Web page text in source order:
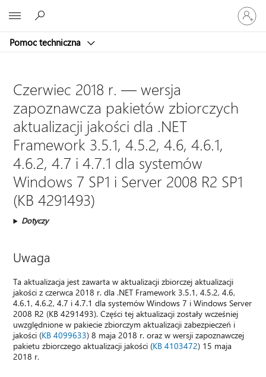
Pomoc techniczna
Zaloguj
się
do
konta
Czerwiec 2018 r. — wersja
zapoznawcza pakietów zbiorczych
aktualizacji jakości dla .NET
Framework 3.5.1, 4.5.2, 4.6, 4.6.1,
4.6.2, 4.7 i 4.7.1 dla systemów
Windows 7 SP1 i Server 2008 R2 SP1
(KB 4291493)
Dotyczy
Uwaga
Ta aktualizacja jest zawarta w aktualizacji zbiorczej aktualizacji
jakości z czerwca 2018 r. dla .NET Framework 3.5.1, 4.5.2, 4.6,
4.6.1, 4.6.2, 4.7 i 4.7.1 dla systemów Windows 7 i Windows Server
2008 R2 (KB 4291493). Części tej aktualizacji zostały wcześniej
uwzględnione w pakiecie zbiorczym aktualizacji zabezpieczeń i
jakości (KB 4099633) 8 maja 2018 r. oraz w wersji zapoznawczej
pakietu zbiorczego aktualizacji jakości (KB 4103472) 15 maja
2018 r.